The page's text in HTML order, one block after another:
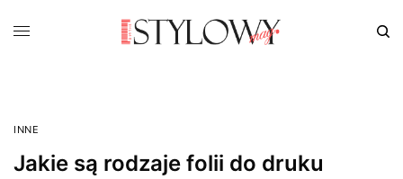
INNE
Jakie są rodzaje folii do druku